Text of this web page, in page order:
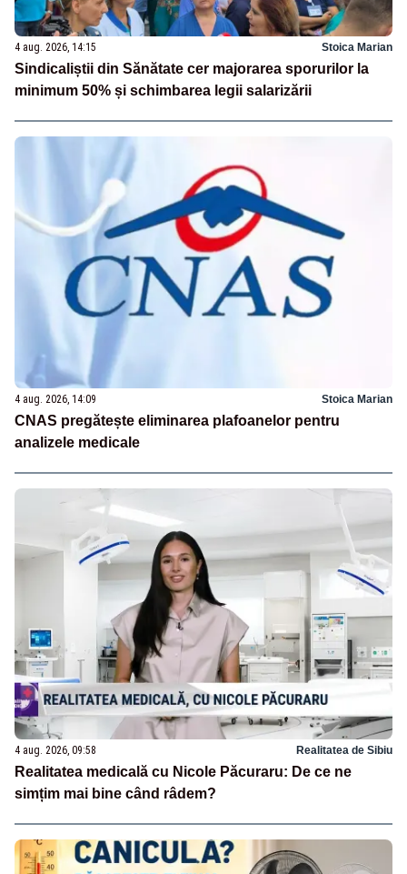
4 aug. 2026, 14:15 Stoica Marian
Sindicaliștii din Sănătate cer majorarea sporurilor la
minimum 50% și schimbarea legii salarizării
4 aug. 2026, 14:09 Stoica Marian
CNAS pregătește eliminarea plafoanelor pentru
analizele medicale
4 aug. 2026, 09:58 Realitatea de Sibiu
Realitatea medicală cu Nicole Păcuraru: De ce ne
simțim mai bine când râdem?